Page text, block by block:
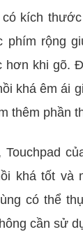
kích
phím rộng
hơn khi gõ.
khá êm ái
thêm phần
khá tốt và
có thể
cần sử